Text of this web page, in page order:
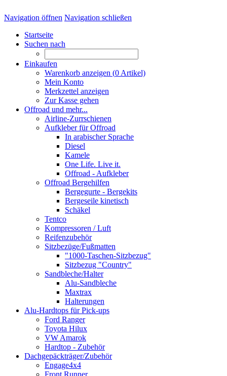
Navigation öffnen Navigation schließen
Startseite
Suchen nach
Einkaufen
Warenkorb anzeigen (0 Artikel)
Mein Konto
Merkzettel anzeigen
Zur Kasse gehen
Offroad und mehr...
Airline-Zurrschienen
Aufkleber für Offroad
In arabischer Sprache
Diesel
Kamele
One Life. Live it.
Offroad - Aufkleber
Offroad Bergehilfen
Bergegurte - Bergekits
Bergeseile kinetisch
Schäkel
Tentco
Kompressoren / Luft
Reifenzubehör
Sitzbezüge/Fußmatten
"1000-Taschen-Sitzbezug"
Sitzbezug "Country"
Sandbleche/Halter
Alu-Sandbleche
Maxtrax
Halterungen
Alu-Hardtops für Pick-ups
Ford Ranger
Toyota Hilux
VW Amarok
Hardtop - Zubehör
Dachgepäckträger/Zubehör
Engage4x4
Front Runner